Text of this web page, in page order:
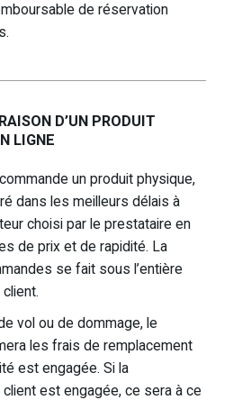
de réservation
D’UN PRODUIT
LIGNE
un produit physique,
dans les meilleurs délais à
choisi par le prestataire en
de prix et de rapidité. La
se fait sous l’entière
vol ou de dommage, le
les frais de remplacement
est engagée. Si la
est engagée, ce sera à ce